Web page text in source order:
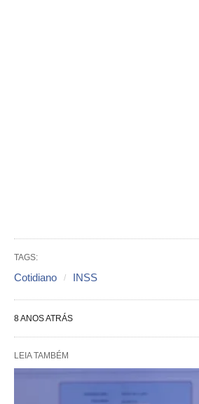
TAGS:
Cotidiano INSS
8 ANOS ATRÁS
LEIA TAMBÉM